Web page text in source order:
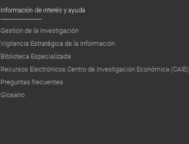
Información de interés y ayuda
Gestión de la Investigación
Vigilancia Estratégica de la Información
Biblioteca Especializada
Recursos Electrónicos Centro de Investigación Económica (CAIE)
Preguntas frecuentes
Glosario